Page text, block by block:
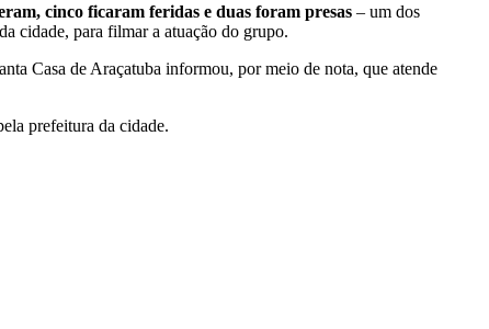
cinco ficaram feridas e duas foram presas – um dos
cidade, para filmar a atuação do grupo.
Casa de Araçatuba informou, por meio de nota, que atende
prefeitura da cidade.